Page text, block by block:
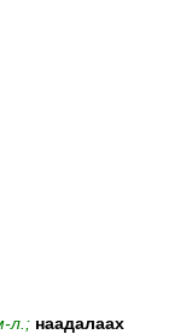
л.; наадалаах